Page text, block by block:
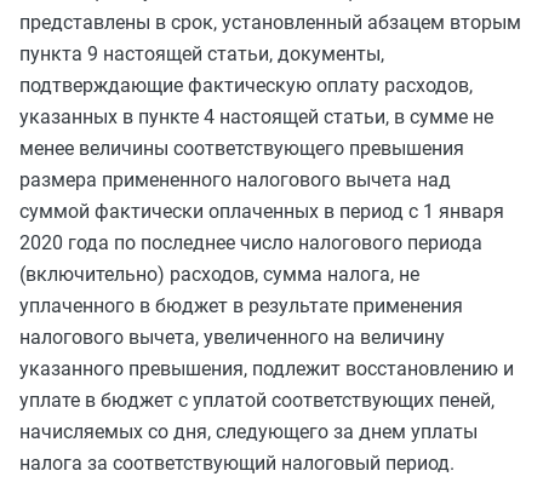
представлены в срок, установленный абзацем вторым
пункта 9 настоящей статьи, документы,
подтверждающие фактическую оплату расходов,
указанных в пункте 4 настоящей статьи, в сумме не
менее величины соответствующего превышения
размера примененного налогового вычета над
суммой фактически оплаченных в период с 1 января
2020 года по последнее число налогового периода
(включительно) расходов, сумма налога, не
уплаченного в бюджет в результате применения
налогового вычета, увеличенного на величину
указанного превышения, подлежит восстановлению и
уплате в бюджет с уплатой соответствующих пеней,
начисляемых со дня, следующего за днем уплаты
налога за соответствующий налоговый период.